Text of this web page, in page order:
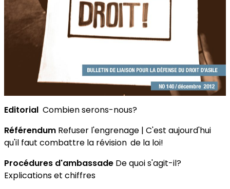
Editorial Combien serons-nous?
Référendum Refuser l'engrenage | C'est aujourd'hui
qu'il faut combattre la révision de la loi!
Procédures d'ambassade De quoi s'agit-il?
Explications et chiffres